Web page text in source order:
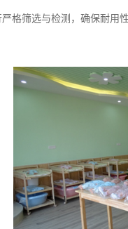
格筛选与检测，确保耐用